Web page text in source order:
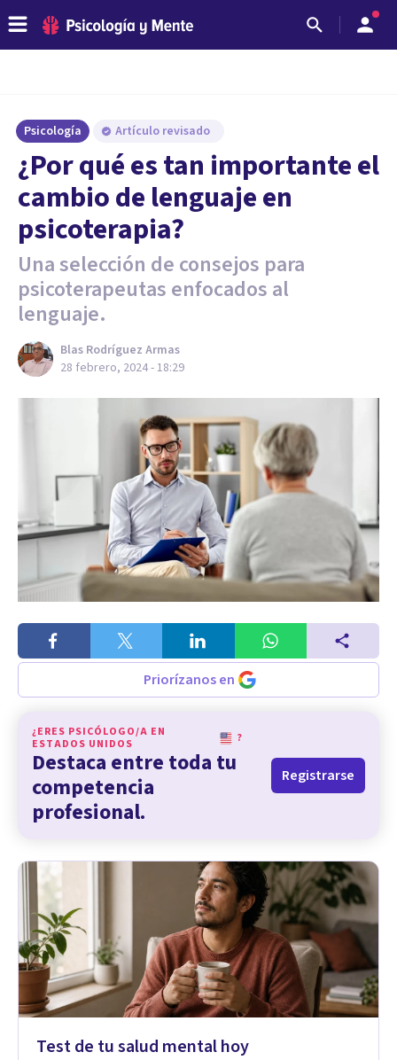
Psicología Artículo revisado
¿Por qué es tan importante el
cambio de lenguaje en
psicoterapia?
Una selección de consejos para
psicoterapeutas enfocados al
lenguaje.
Blas Rodríguez Armas
28 febrero, 2024 - 18:29
Priorízanos en
¿ERES PSICÓLOGO/A EN
ESTADOS UNIDOS
?
Destaca entre toda tu
competencia
profesional.
Registrarse
Test de tu salud mental hoy